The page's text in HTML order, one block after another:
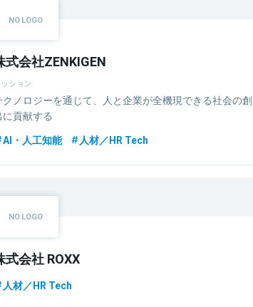
式会社ZENKIGEN
ション
クノロジーを通じて、人と企業が全機現できる社会の創
に貢献する
AI・人工知能
人材／HR Tech
式会社 ROXX
人材／HR Tech